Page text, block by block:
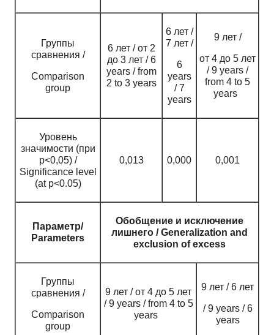
Группы
сравнения /
Comparison
group
6 лет / от 2
до 3 лет / 6
years / from
2 to 3 years
6 лет /
7 лет /
6
years
/ 7
years
9 лет /
от 4 до 5 лет
/ 9 years /
from 4 to 5
years
Уровень
значимости (при
p<0,05) /
Significance level
(at p<0.05)
0,013 0,000 0,001
Параметр/
Parameters
Обобщение и исключение
лишнего / Generalization and
exclusion of excess
Группы
сравнения /
Comparison
group
9 лет / от 4 до 5 лет
/ 9 years / from 4 to 5
years
9 лет / 6 лет
/ 9 years / 6
years